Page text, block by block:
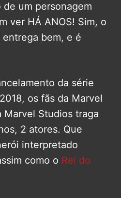
um personagem
ver HÁ ANOS! Sim, o
bem, e é
da série
os fãs da Marvel
Marvel Studios traga
2 atores. Que
interpretado
como o Rei do